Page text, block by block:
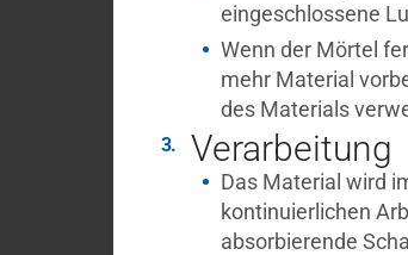
eingeschlossene
Wenn der Mörtel
mehr Material
des Materials
Verarbeitung
Das Material wird
kontinuierlichen
absorbierende